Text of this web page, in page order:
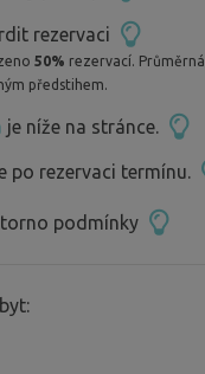
rezervaci
50% rezervací.
předstihem.
je níže na stránce.
po rezervaci termínu.
podmínky